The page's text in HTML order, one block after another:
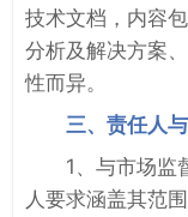
技术文档，内容
分析及解决方案
性而异。
三、责任人
1、与市场监
人要求涵盖其范